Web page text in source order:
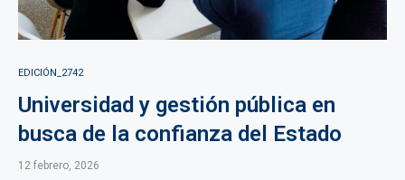
EDICIÓN_2742
Universidad y gestión pública en
busca de la confianza del Estado
12 febrero, 2026